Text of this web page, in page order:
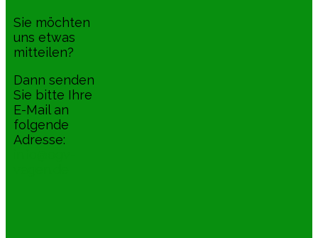
Sie möchten
uns etwas
mitteilen?
Dann senden
Sie bitte Ihre
E-Mail an
folgende
Adresse: